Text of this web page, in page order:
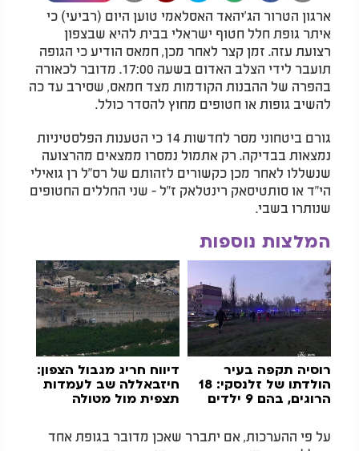
ארגון הטרור הג'יהאד האסלאמי טוען היום (רביעי) כי
איתר גופת חלל חטוף ישראלי בבית להיא שבצפון
רצועת עזה. זמן קצר לאחר מכן, חמאס הודיע כי הגופה
תועבר לידי הצלב האדום בשעה 17:00. מדובר לכאורה
בהפרה של ההבנות הקודמות מצד חמאס, שסירב עד כה
להשיב גופות או חטופים מחוץ להסדר כולל.
גורם ביטחוני מסר לחדשות 14 כי הטענות הפלסטיניות
נמצאות בבדיקה. רק אתמול נמסרו ממצאים מהרצועה
שנשללו לאחר מכן כקשורים לזהותם של רס"ל רן גואילי
הי"ד או סותטיסאק רינטלאק ז"ל - שני החללים החטופים
שנותרו בשבי.
המלצות נוספות
רוסיה תקפה בעיר
הולדתו של זלנסקי: 18
הרוגים, בהם 9 ילדים
דיווח חריג מגבול הצפון:
חיזבאללה שב לעמדות
תצפית מול מטולה
על פי ההערכות, אם יתברר שאכן מדובר בגופת אחד